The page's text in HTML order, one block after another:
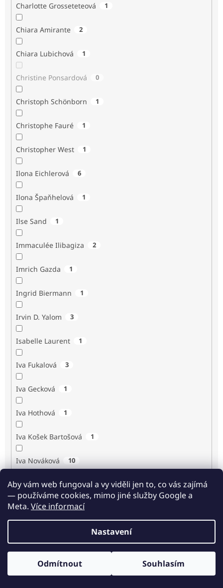
Aby vám web fungoval a vy viděli jen to, co vás zajímá
— používáme cookies, mimo jiné služby Google a
Meta. Více informací
Nastavení
Odmítnout Souhlasím
Charlotte Grosseteteová 1
Chiara Amirante 2
Chiara Lubichová 1
Christine Ponsardová 0
Christoph Schönborn 1
Christophe Fauré 1
Christopher West 1
Ilona Eichlerová 6
Ilona Špaňhelová 1
Ilse Sand 1
Immaculée Ilibagiza 2
Imrich Gazda 1
Ingrid Biermann 1
Irvin D. Yalom 3
Isabelle Laurent 1
Iva Fukalová 3
Iva Gecková 1
Iva Hothová 1
Iva Košek Bartošová 1
Iva Nováková 10
Iva Procházková 1
Ivan Renč 1
Odběr novinek